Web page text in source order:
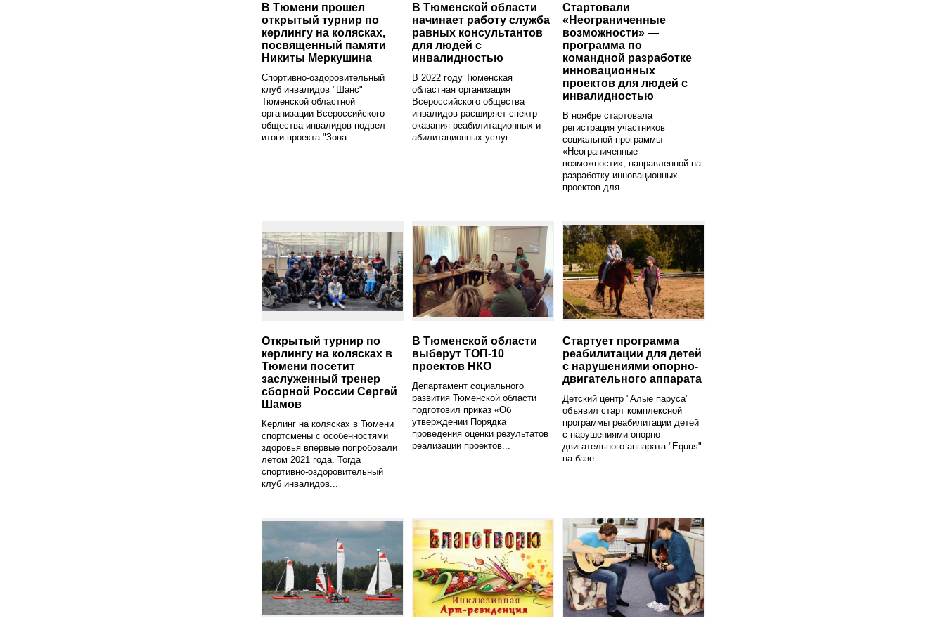
В Тюмени прошел
открытый турнир по
керлингу на колясках,
посвященный памяти
Никиты Меркушина
Спортивно-оздоровительный
клуб инвалидов "Шанс"
Тюменской областной
организации Всероссийского
общества инвалидов подвел
итоги проекта "Зона...
В Тюменской области
начинает работу служба
равных консультантов
для людей с
инвалидностью
В 2022 году Тюменская
областная организация
Всероссийского общества
инвалидов расширяет спектр
оказания реабилитационных и
абилитационных услуг...
Стартовали
«Неограниченные
возможности» —
программа по
командной разработке
инновационных
проектов для людей с
инвалидностью
В ноябре стартовала
регистрация участников
социальной программы
«Неограниченные
возможности», направленной на
разработку инновационных
проектов для...
Открытый турнир по
керлингу на колясках в
Тюмени посетит
заслуженный тренер
сборной России Сергей
Шамов
Керлинг на колясках в Тюмени
спортсмены с особенностями
здоровья впервые попробовали
летом 2021 года. Тогда
спортивно-оздоровительный
клуб инвалидов...
В Тюменской области
выберут ТОП-10
проектов НКО
Департамент социального
развития Тюменской области
подготовил приказ «Об
утверждении Порядка
проведения оценки результатов
реализации проектов...
Стартует программа
реабилитации для детей
с нарушениями опорно-
двигательного аппарата
Детский центр "Алые паруса"
объявил старт комплексной
программы реабилитации детей
с нарушениями опорно-
двигательного аппарата "Equus"
на базе...